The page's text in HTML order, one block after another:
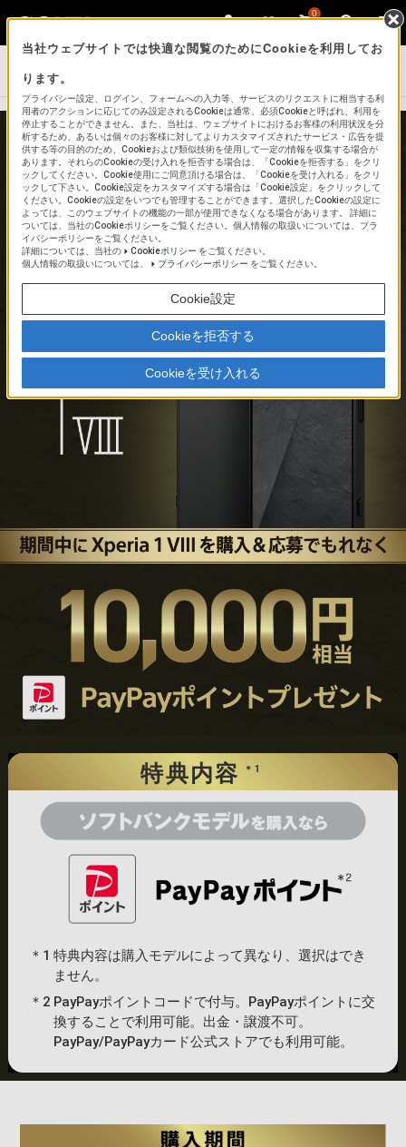
0
Xperia
特典内容 ＊1
＊1 特典内容は購入モデルによって異なり、選択はでき
ません。
＊2 PayPayポイントコードで付与。PayPayポイントに交
換することで利用可能。出金・譲渡不可。
PayPay/PayPayカード公式ストアでも利用可能。
当社ウェブサイトでは快適な閲覧のためにCookieを利用してお
ります。
プライバシー設定、ログイン、フォームへの入力等、サービスのリクエストに相当する利
用者のアクションに応じてのみ設定されるCookieは通常、必須Cookieと呼ばれ、利用を
停止することができません。また、当社は、ウェブサイトにおけるお客様の利用状況を分
析するため、あるいは個々のお客様に対してよりカスタマイズされたサービス・広告を提
供する等の目的のため、Cookieおよび類似技術を使用して一定の情報を収集する場合が
あります。それらのCookieの受け入れを拒否する場合は、「Cookieを拒否する」をクリ
ックしてください。Cookie使用にご同意頂ける場合は、「Cookieを受け入れる」をクリ
ックして下さい。Cookie設定をカスタマイズする場合は「Cookie設定」をクリックして
ください。Cookieの設定をいつでも管理することができます。選択したCookieの設定に
よっては、このウェブサイトの機能の一部が使用できなくなる場合があります。 詳細に
ついては、当社のCookieポリシーをご覧ください。個人情報の取扱いについては、プラ
イバシーポリシーをご覧ください。
詳細については、当社の
Cookieポリシー をご覧ください。
個人情報の取扱いについては、
プライバシーポリシー をご覧ください。
Cookie設定
Cookieを拒否する
Cookieを受け入れる